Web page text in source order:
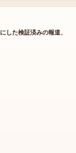
した検証済みの報道、